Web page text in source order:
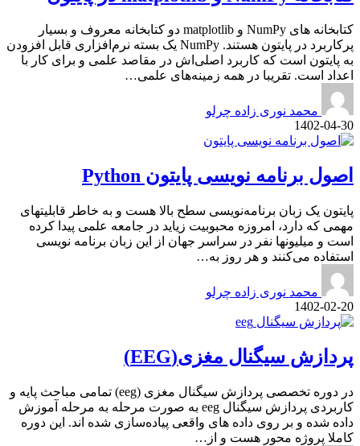
کتابخانه های NumPy و matplotlib دو کتابخانه معروف و بسیار
پرکاربرد در پایتون هستند. NumPy یک بسته نرم‌افزاری قابل افزودن
به پایتون است که کاربرد اصلی‌اش در مقاصد علمی و برای کار با
اعداد است. تقریبا در همه زمینه‌های علمی…
محمد نوری زاده چرلو
1402-04-30
اصول برنامه نویسی پایتون Python
پایتون یک زبان برنامه‌نویسی سطح بالا هست و به خاطر قابلیتهای
مهمی که دارد، امروزه محبوبیت زیاید در جامعه علمی پیدا کرده
است و میلیونها نفر در سراسر جهان از این زبان برنامه نویسی
استفاده می‌کنند و هر روز به…
محمد نوری زاده چرلو
1402-02-20
پردازش سیگنال مغزی(EEG)
در دوره تخصصی پردازش سیگنال مغزی (eeg) تمامی مباحث پایه و
کاربردی پردازش سیگنال eeg به صورت مرحله به مرحله آموزش
داده شده و بر روی داده های واقعی پیاده‌سازی شده اند. این دوره
کاملا پروژه محور هست و از…